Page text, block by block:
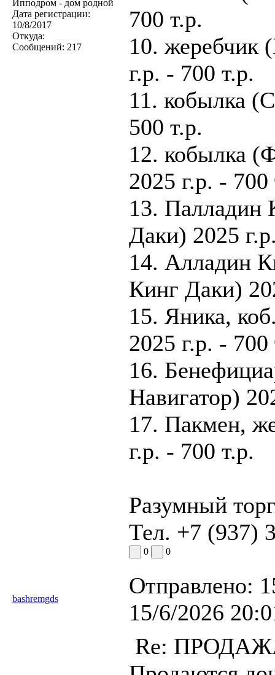
Ипподром - дом родной
Дата регистрации:
10/8/2017
Откуда:
Сообщений: 217
700 т.р.
10. жеребчик
г.р. - 700 т.р.
11. кобылка
500 т.р.
12. кобылка
2025 г.р. - 700
13. Палладин
Даки) 2025
14. Алладин
Кинг Даки)
15. Яника,
2025 г.р. - 700
16.
Навигатор)
17. Пакмен,
г.р. - 700 т.р.
Разумный
Тел. +7 (937)
0 0
bashremgds
Отправлено:
15/6/2026
Re: